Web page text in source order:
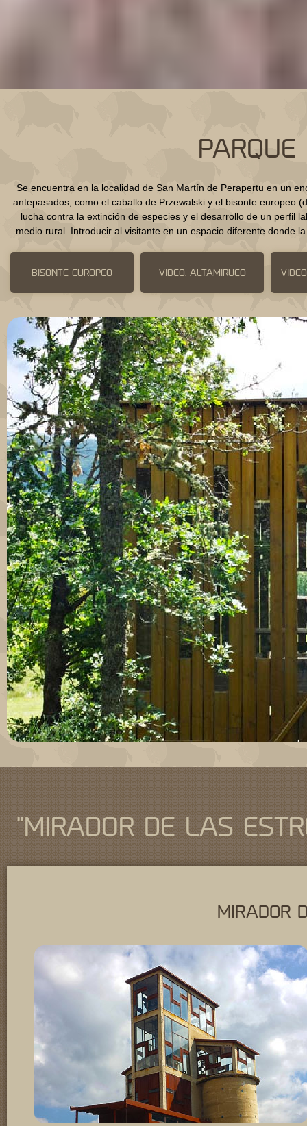
PARQUE
Se encuentra en la localidad de San Martín de Perapertu en un
antepasados, como el caballo de Przewalski y el bisonte europeo
lucha contra la extinción de especies y el desarrollo de un perfil
medio rural. Introducir al visitante en un espacio diferente donde
BISONTE EUROPEO VIDEO: ALTAMIRUCO
"MIRADOR DE LAS
MIRADOR